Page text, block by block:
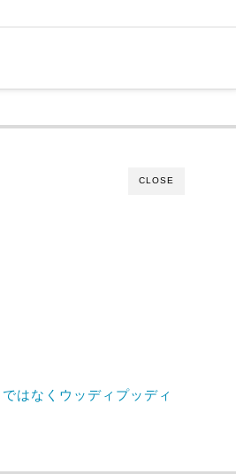
CLOSE
はなくウッディプッディ